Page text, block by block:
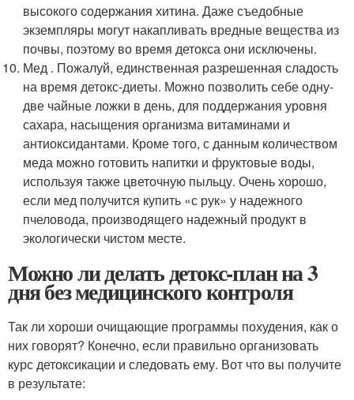
высокого содержания хитина. Даже съедобные
экземпляры могут накапливать вредные вещества из
почвы, поэтому во время детокса они исключены.
Мед . Пожалуй, единственная разрешенная сладость
на время детокс-диеты. Можно позволить себе одну-
две чайные ложки в день, для поддержания уровня
сахара, насыщения организма витаминами и
антиоксидантами. Кроме того, с данным количеством
меда можно готовить напитки и фруктовые воды,
используя также цветочную пыльцу. Очень хорошо,
если мед получится купить «с рук» у надежного
пчеловода, производящего надежный продукт в
экологически чистом месте.
Можно ли делать детокс-план на 3
дня без медицинского контроля
Так ли хороши очищающие программы похудения, как о
них говорят? Конечно, если правильно организовать
курс детоксикации и следовать ему. Вот что вы получите
в результате: